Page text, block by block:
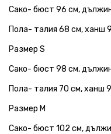
Сако- бюст 96 см,
Пола- талия 68 см, ханш
Размер S
Сако- бюст 98 см,
Пола- талия 70 см, ханш
Размер M
Сако- бюст 102 см,